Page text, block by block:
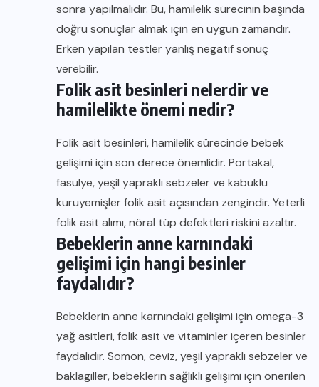
sonra yapılmalıdır. Bu, hamilelik sürecinin başında
doğru sonuçlar almak için en uygun zamandır.
Erken yapılan testler yanlış negatif sonuç
verebilir.
Folik asit besinleri nelerdir ve
hamilelikte önemi nedir?
Folik asit besinleri, hamilelik sürecinde bebek
gelişimi için son derece önemlidir. Portakal,
fasulye, yeşil yapraklı sebzeler ve kabuklu
kuruyemişler folik asit açısından zengindir. Yeterli
folik asit alımı, nöral tüp defektleri riskini azaltır.
Bebeklerin anne karnındaki
gelişimi için hangi besinler
faydalıdır?
Bebeklerin anne karnındaki gelişimi için omega-3
yağ asitleri, folik asit ve vitaminler içeren besinler
faydalıdır. Somon, ceviz, yeşil yapraklı sebzeler ve
baklagiller, bebeklerin sağlıklı gelişimi için önerilen